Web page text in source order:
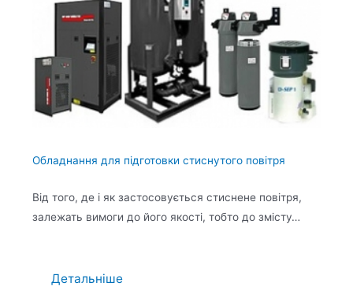
Обладнання для підготовки стиснутого повітря
Від того, де і як застосовується стиснене повітря,
залежать вимоги до його якості, тобто до змісту…
Детальніше